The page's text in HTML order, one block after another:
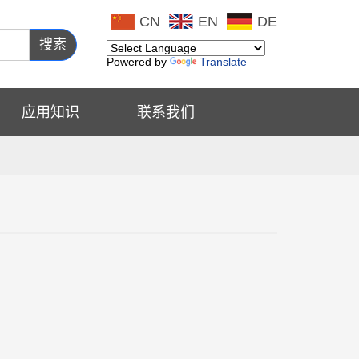
搜索
CN EN DE
Powered by Translate
应用知识 联系我们